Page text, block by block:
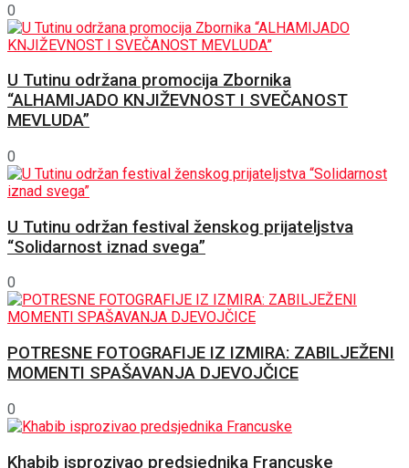
0
U Tutinu održana promocija Zbornika
“ALHAMIJADO KNJIŽEVNOST I SVEČANOST
MEVLUDA”
0
U Tutinu održan festival ženskog prijateljstva
“Solidarnost iznad svega”
0
POTRESNE FOTOGRAFIJE IZ IZMIRA: ZABILJEŽENI
MOMENTI SPAŠAVANJA DJEVOJČICE
0
Khabib isprozivao predsjednika Francuske